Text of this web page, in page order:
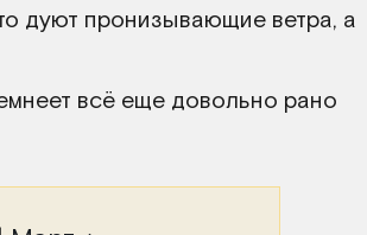
дуют пронизывающие ветра, а
всё еще довольно рано